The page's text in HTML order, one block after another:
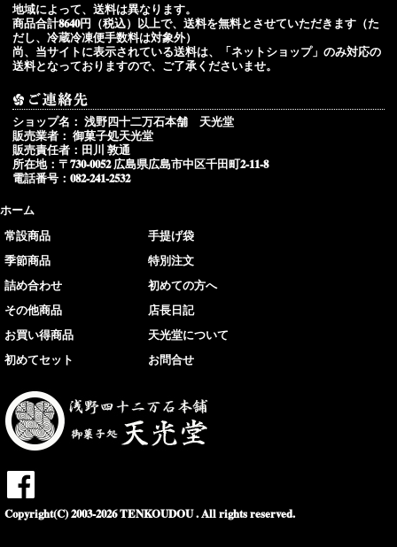
地域によって、送料は異なります。
商品合計8640円（税込）以上で、送料を無料とさせていただきます（た
だし、冷蔵冷凍便手数料は対象外）
尚、当サイトに表示されている送料は、「ネットショップ」のみ対応の
送料となっておりますので、ご了承くださいませ。
ショップ名： 浅野四十二万石本舗 天光堂
販売業者： 御菓子処天光堂
販売責任者：田川 敦通
所在地：〒730-0052 広島県広島市中区千田町2-11-8
電話番号：082-241-2532
ホーム
常設商品
季節商品
詰め合わせ
その他商品
お買い得商品
初めてセット
手提げ袋
特別注文
初めての方へ
店長日記
天光堂について
お問合せ
Copyright(C) 2003-2026 TENKOUDOU . All rights reserved.